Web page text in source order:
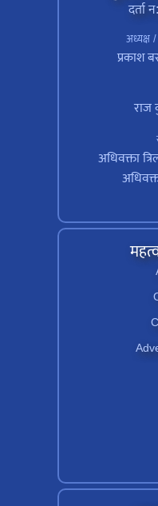
दर्ता
अध्यक्ष /
प्रकाश
राज
अधिवक्ता